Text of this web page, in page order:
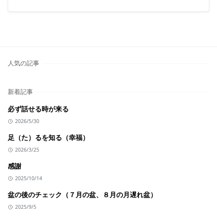
人気の記事
新着記事
必ず話せる時が来る
2026/5/30
足（た）るを知る（幸福）
2026/3/25
感謝
2025/10/14
盆の後のチェック（７月の盆、８月の月遅れ盆）
2025/9/5